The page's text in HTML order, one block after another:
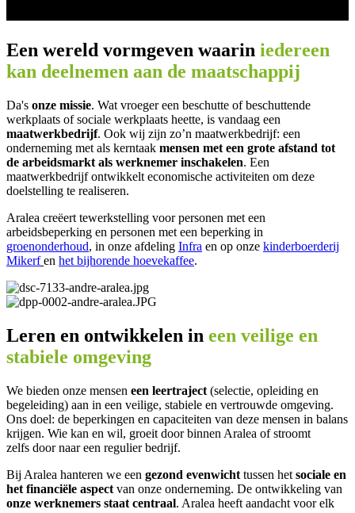
Een wereld vormgeven waarin iedereen
kan deelnemen aan de maatschappij
Da's onze missie. Wat vroeger een beschutte of beschuttende
werkplaats of sociale werkplaats heette, is vandaag een
maatwerkbedrijf. Ook wij zijn zo’n maatwerkbedrijf: een
onderneming met als kerntaak mensen met een grote afstand tot
de arbeidsmarkt als werknemer inschakelen. Een
maatwerkbedrijf ontwikkelt economische activiteiten om deze
doelstelling te realiseren.
Aralea creëert tewerkstelling voor personen met een
arbeidsbeperking en personen met een beperking in
groenonderhoud, in onze afdeling Infra en op onze kinderboerderij
Mikerf en het bijhorende hoevekaffee.
Leren en ontwikkelen in een veilige en
stabiele omgeving
We bieden onze mensen een leertraject (selectie, opleiding en
begeleiding) aan in een veilige, stabiele en vertrouwde omgeving.
Ons doel: de beperkingen en capaciteiten van deze mensen in balans
krijgen. Wie kan en wil, groeit door binnen Aralea of stroomt
zelfs door naar een regulier bedrijf.
Bij Aralea hanteren we een gezond evenwicht tussen het sociale en
het financiële aspect van onze onderneming. De ontwikkeling van
onze werknemers staat centraal. Aralea heeft aandacht voor elk